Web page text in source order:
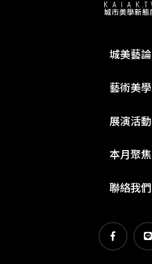
城美藝論
藝術美學
展演活動
本月聚焦
聯絡我們